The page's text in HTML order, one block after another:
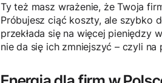
Ty też masz wrażenie, że Twoja
Próbujesz ciąć koszty, ale szybko
przekłada się na więcej pieniędzy
nie da się ich zmniejszyć – czyli na